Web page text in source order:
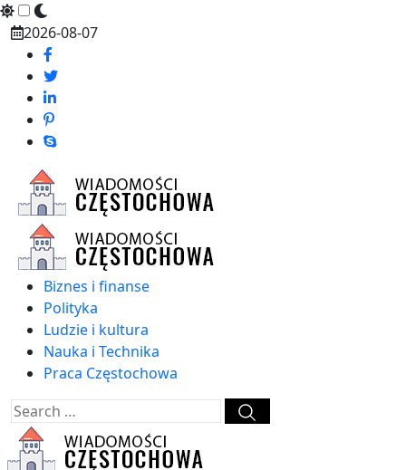
Skip
content
2026-08-07
Biznes i finanse
Polityka
Ludzie i kultura
Nauka i Technika
Praca Częstochowa